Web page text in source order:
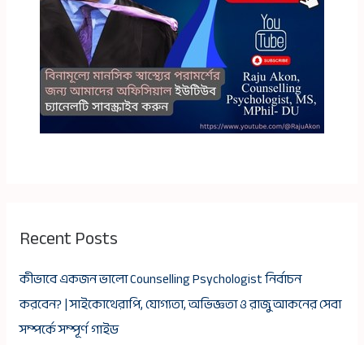
Recent Posts
কীভাবে একজন ভালো Counselling Psychologist নির্বাচন
করবেন? | সাইকোথেরাপি, যোগ্যতা, অভিজ্ঞতা ও রাজু আকনের সেবা
সম্পর্কে সম্পূর্ণ গাইড